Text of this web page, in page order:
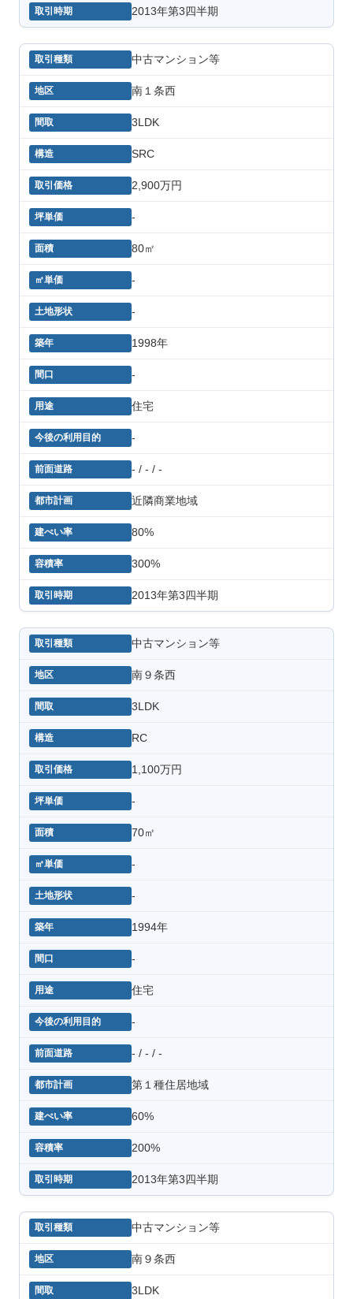
2013年第3四半期
中古マンション等
南１条西
3LDK
SRC
2,900万円
-
80㎡
-
-
1998年
-
住宅
-
- / - / -
近隣商業地域
80%
300%
2013年第3四半期
中古マンション等
南９条西
3LDK
RC
1,100万円
-
70㎡
-
-
1994年
-
住宅
-
- / - / -
第１種住居地域
60%
200%
2013年第3四半期
中古マンション等
南９条西
3LDK